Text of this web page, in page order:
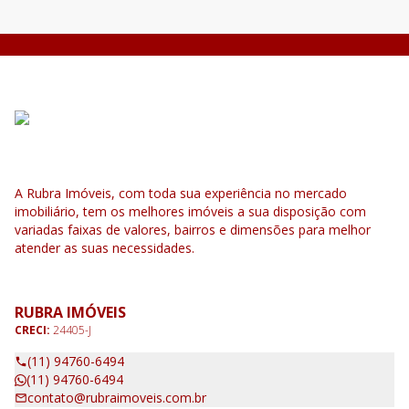
A Rubra Imóveis, com toda sua experiência no mercado
imobiliário, tem os melhores imóveis a sua disposição com
variadas faixas de valores, bairros e dimensões para melhor
atender as suas necessidades.
RUBRA IMÓVEIS
CRECI: 24405-J
(11) 94760-6494
(11) 94760-6494
contato@rubraimoveis.com.br